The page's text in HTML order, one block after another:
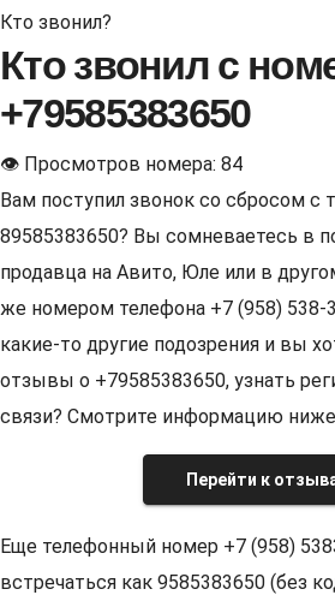
Кто звонил?
Кто звонил с
+79585383650
👁 Просмотров номера: 84
Вам поступил звонок со сбросом с
89585383650? Вы сомневаетесь в
продавца на Авито, Юле или в
же номером телефона +7 (958) 538-
какие-то другие подозрения и вы
отзывы о +79585383650, узнать
связи? Смотрите информацию
Перейти к
Еще телефонный номер +7 (958)
встречаться как 9585383650 (без